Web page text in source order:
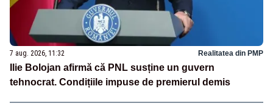
7 aug. 2026, 11:32 Realitatea din PMP
Ilie Bolojan afirmă că PNL susține un guvern
tehnocrat. Condițiile impuse de premierul demis